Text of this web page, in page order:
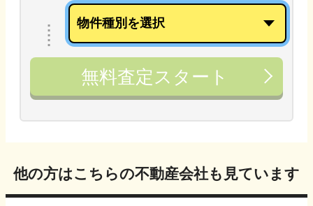
無料査定スタート
他の方はこちらの不動産会社も見ています